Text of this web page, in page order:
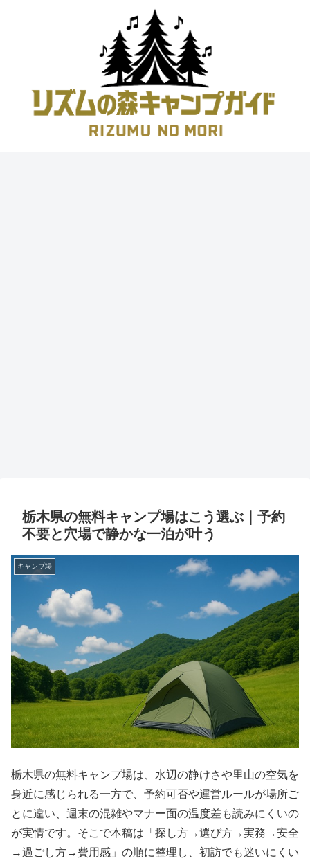
栃木県の無料キャンプ場はこう選ぶ｜予約
不要と穴場で静かな一泊が叶う
キャンプ場
栃木県の無料キャンプ場は、水辺の静けさや里山の空気を
身近に感じられる一方で、予約可否や運営ルールが場所ご
とに違い、週末の混雑やマナー面の温度差も読みにくいの
が実情です。そこで本稿は「探し方→選び方→実務→安全
→過ごし方→費用感」の順に整理し、初訪でも迷いにくい